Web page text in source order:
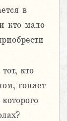
в
кто мало
кто
гоняет